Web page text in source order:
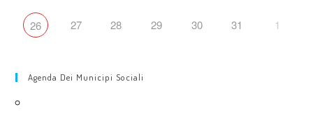
26 27 28 29 30 31 1
Agenda Dei Municipi Sociali